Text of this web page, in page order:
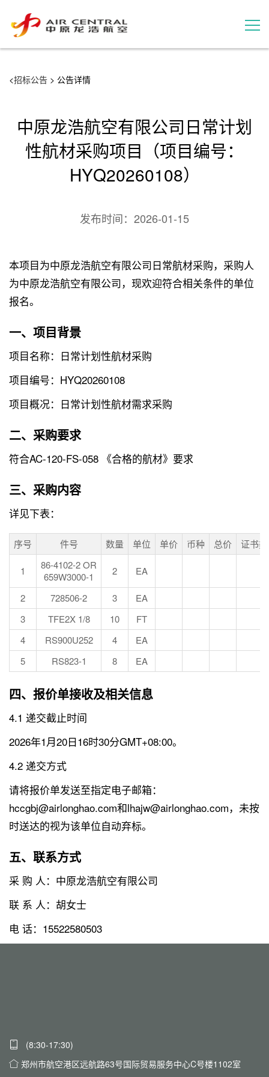
用户案例
<招标公告 > 公告详情
中原龙浩航空有限公司日常计划
性航材采购项目（项目编号：
HYQ20260108）
发布时间： 2026-01-15
本项目为中原龙浩航空有限公司日常航材采购，采购人
为中原龙浩航空有限公司，现欢迎符合相关条件的单位
报名。
一、项目背景
项目名称：日常计划性航材采购
项目编号：HYQ20260108
项目概况：日常计划性航材需求采购
二、采购要求
符合AC-120-FS-058 《合格的航材》要求
三、采购内容
详见下表：
序号 件号 数量 单位 单价 币种 总价 证书
1
86-4102-2 OR
659W3000-1
2 EA
2 728506-2 3
EA
3
TFE2X 1/8 10
FT
4
RS900U252 4
EA
5
RS823-1 8 EA
四、报价单接收及相关信息
4.1 递交截止时间
2026年1月20日16时30分GMT+08:00。
4.2 递交方式
请将报价单发送至指定电子邮箱：
hccgbj@airlonghao.com和lhajw@airlonghao.com，未按
时送达的视为该单位自动弃标。
五、联系方式
采 购 人：中原龙浩航空有限公司
联 系 人：胡女士
电 话：15522580503
(8:30-17:30)
郑州市航空港区远航路63号国际贸易服务中心C号楼1102室